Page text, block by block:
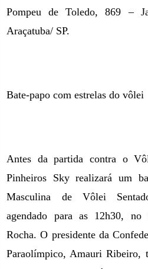
Pompeu de Toledo, 869 –
Araçatuba/ SP.
Bate-papo com estrelas do vôlei
Antes da partida contra o
Pinheiros Sky realizará um
Masculina de Vôlei
agendado para as 12h30,
Rocha. O presidente da
Paraolímpico, Amauri Ribeiro,